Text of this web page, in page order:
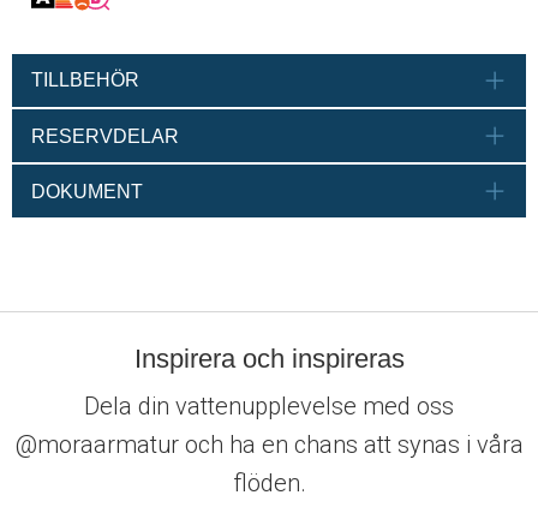
TILLBEHÖR
RESERVDELAR
DOKUMENT
Inspirera och inspireras
Dela din vattenupplevelse med oss
@moraarmatur och ha en chans att synas i våra
flöden.